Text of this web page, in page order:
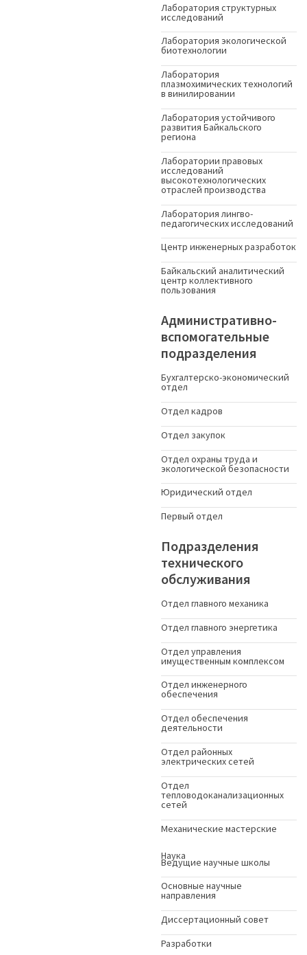
Лаборатория структурных
исследований
Лаборатория экологической
биотехнологии
Лаборатория
плазмохимических технологий
в винилировании
Лаборатория устойчивого
развития Байкальского
региона
Лаборатории правовых
исследований
высокотехнологических
отраслей производства
Лаборатория лингво-
педагогических исследований
Центр инженерных разработок
Байкальский аналитический
центр коллективного
пользования
Административно-
вспомогательные
подразделения
Бухгалтерско-экономический
отдел
Отдел кадров
Отдел закупок
Отдел охраны труда и
экологической безопасности
Юридический отдел
Первый отдел
Подразделения
технического
обслуживания
Отдел главного механика
Отдел главного энергетика
Отдел управления
имущественным комплексом
Отдел инженерного
обеспечения
Отдел обеспечения
деятельности
Отдел районных
электрических сетей
Отдел
тепловодоканализационных
сетей
Механические мастерские
Наука
Ведущие научные школы
Основные научные
направления
Диссертационный совет
Разработки